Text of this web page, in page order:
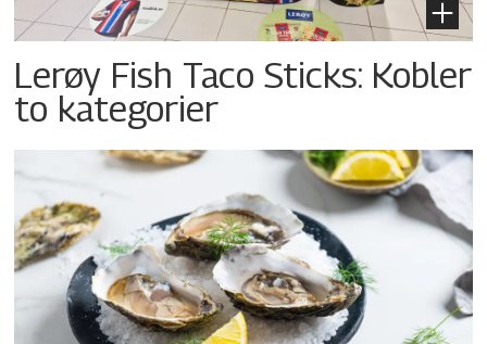
Lerøy Fish Taco Sticks: Kobler
to kategorier